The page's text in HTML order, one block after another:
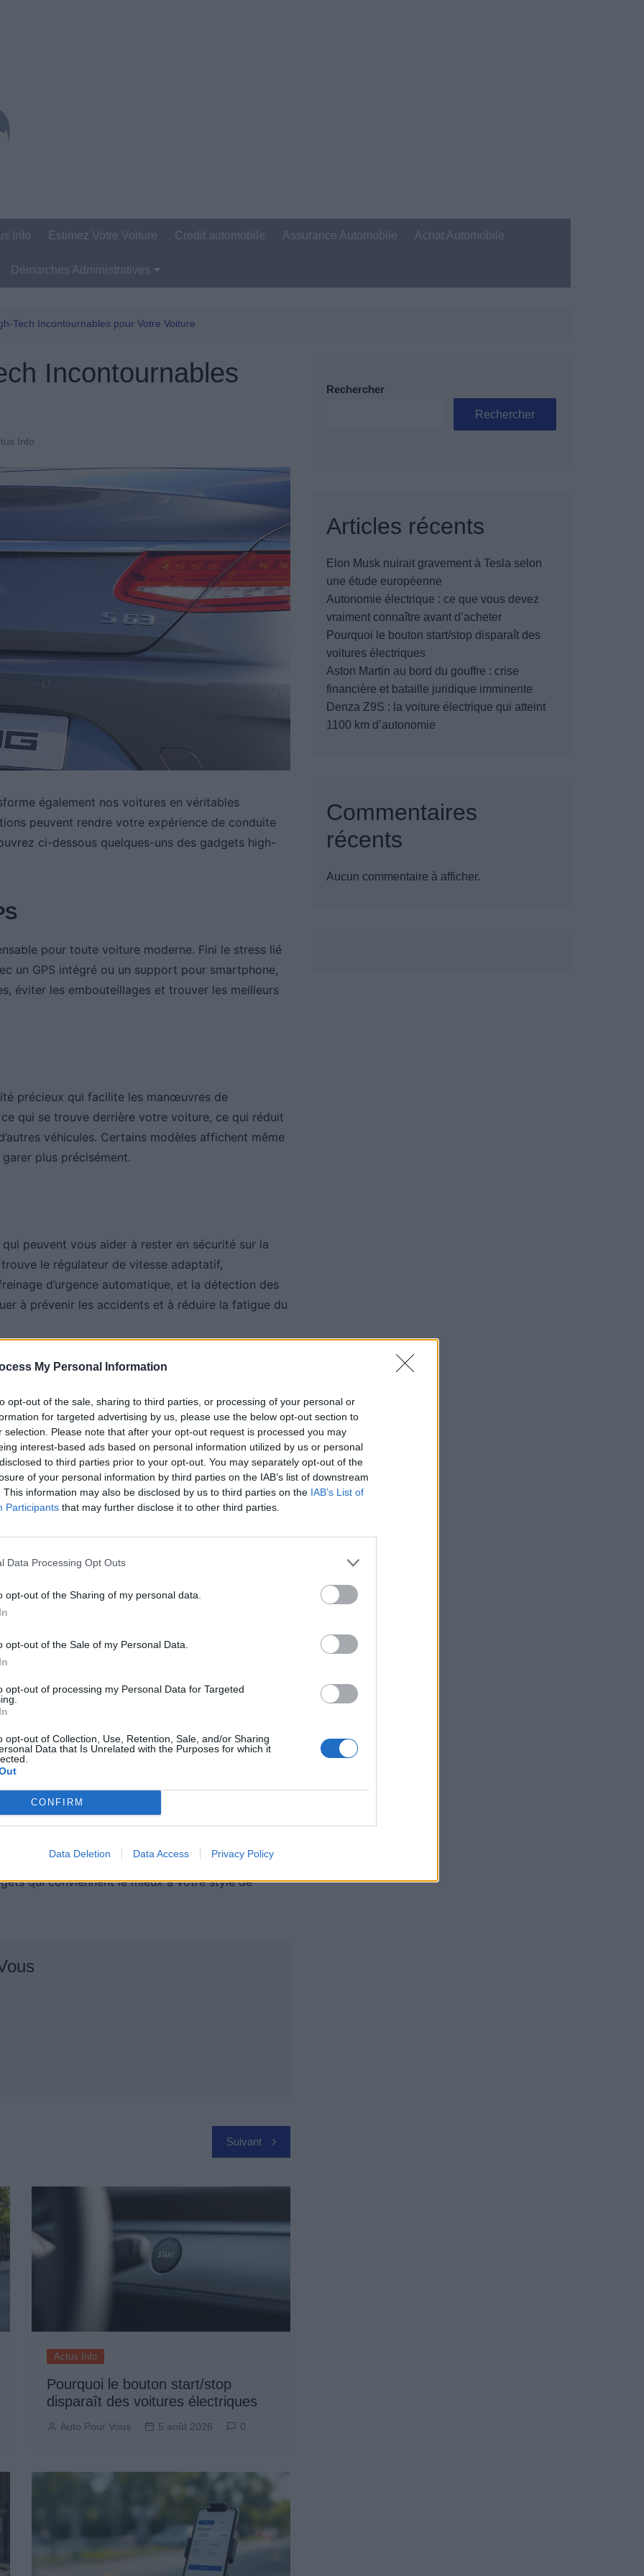
My Personal Information
opt-out of the sale, sharing to third parties, or processing of your personal or
for targeted advertising by us, please use the below opt-out section to
selection. Please note that after your opt-out request is processed you may
interest-based ads based on personal information utilized by us or personal
to third parties prior to your opt-out. You may separately opt-out of the
of your personal information by third parties on the IAB’s list of downstream
This information may also be disclosed by us to third parties on the IAB’s List of
Participants that may further disclose it to other third parties.
Data Processing Opt Outs
opt-out of the Sharing of my personal data.
opt-out of the Sale of my Personal Data.
opt-out of processing my Personal Data for Targeted
opt-out of Collection, Use, Retention, Sale, and/or Sharing
Data that Is Unrelated with the Purposes for which it
CONFIRM
Data Deletion Data Access Privacy Policy
Info Estimez Votre Voiture Credit automobile Assurance Automobile Achat Automobile
Démarches Administratives
Permis De Conduire
Tech Incontournables pour Votre Voiture
Incontournables
Info
également nos voitures en véritables
peuvent rendre votre expérience de conduite
ci-dessous quelques-uns des gadgets high-
pour toute voiture moderne. Fini le stress lié
un GPS intégré ou un support pour smartphone,
éviter les embouteillages et trouver les meilleurs
précieux qui facilite les manœuvres de
qui se trouve derrière votre voiture, ce qui réduit
véhicules. Certains modèles affichent même
plus précisément.
peuvent vous aider à rester en sécurité sur la
le régulateur de vitesse adaptatif,
d’urgence automatique, et la détection des
à prévenir les accidents et à réduire la fatigue du
rester connecté en toute sécurité tout en
téléphoniques en utilisant la commande vocale,
modèles offrent également la possibilité de
votre smartphone.
pratique pour recharger vos appareils
ce soit votre smartphone, votre tablette ou votre
en énergie sans avoir besoin de
en continu ce qui se passe sur la route.
d’accident ou d’incident, mais elle peut
des autres conducteurs. Certaines dashcams
que la détection de mouvement et le mode de
votre voiture en un véritable bijou de
sécurité, votre confort ou votre connectivité, il
à vos besoins. N’hésitez pas à explorer
qui conviennent le mieux à votre style de
Suivant
Actus Info
Pourquoi le bouton start/stop
disparaît des voitures électriques
Auto Pour Vous 5 août 2026 0
Rechercher
Rechercher
Articles récents
Elon Musk nuirait gravement à Tesla selon
une étude européenne
Autonomie électrique : ce que vous devez
vraiment connaître avant d’acheter
Pourquoi le bouton start/stop disparaît des
voitures électriques
Aston Martin au bord du gouffre : crise
financière et bataille juridique imminente
Denza Z9S : la voiture électrique qui atteint
1100 km d’autonomie
Commentaires
récents
Aucun commentaire à afficher.